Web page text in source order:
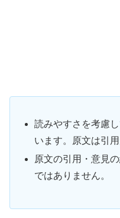
読みやすさを考慮
います。原文は引
原文の引用・意見
ではありません。